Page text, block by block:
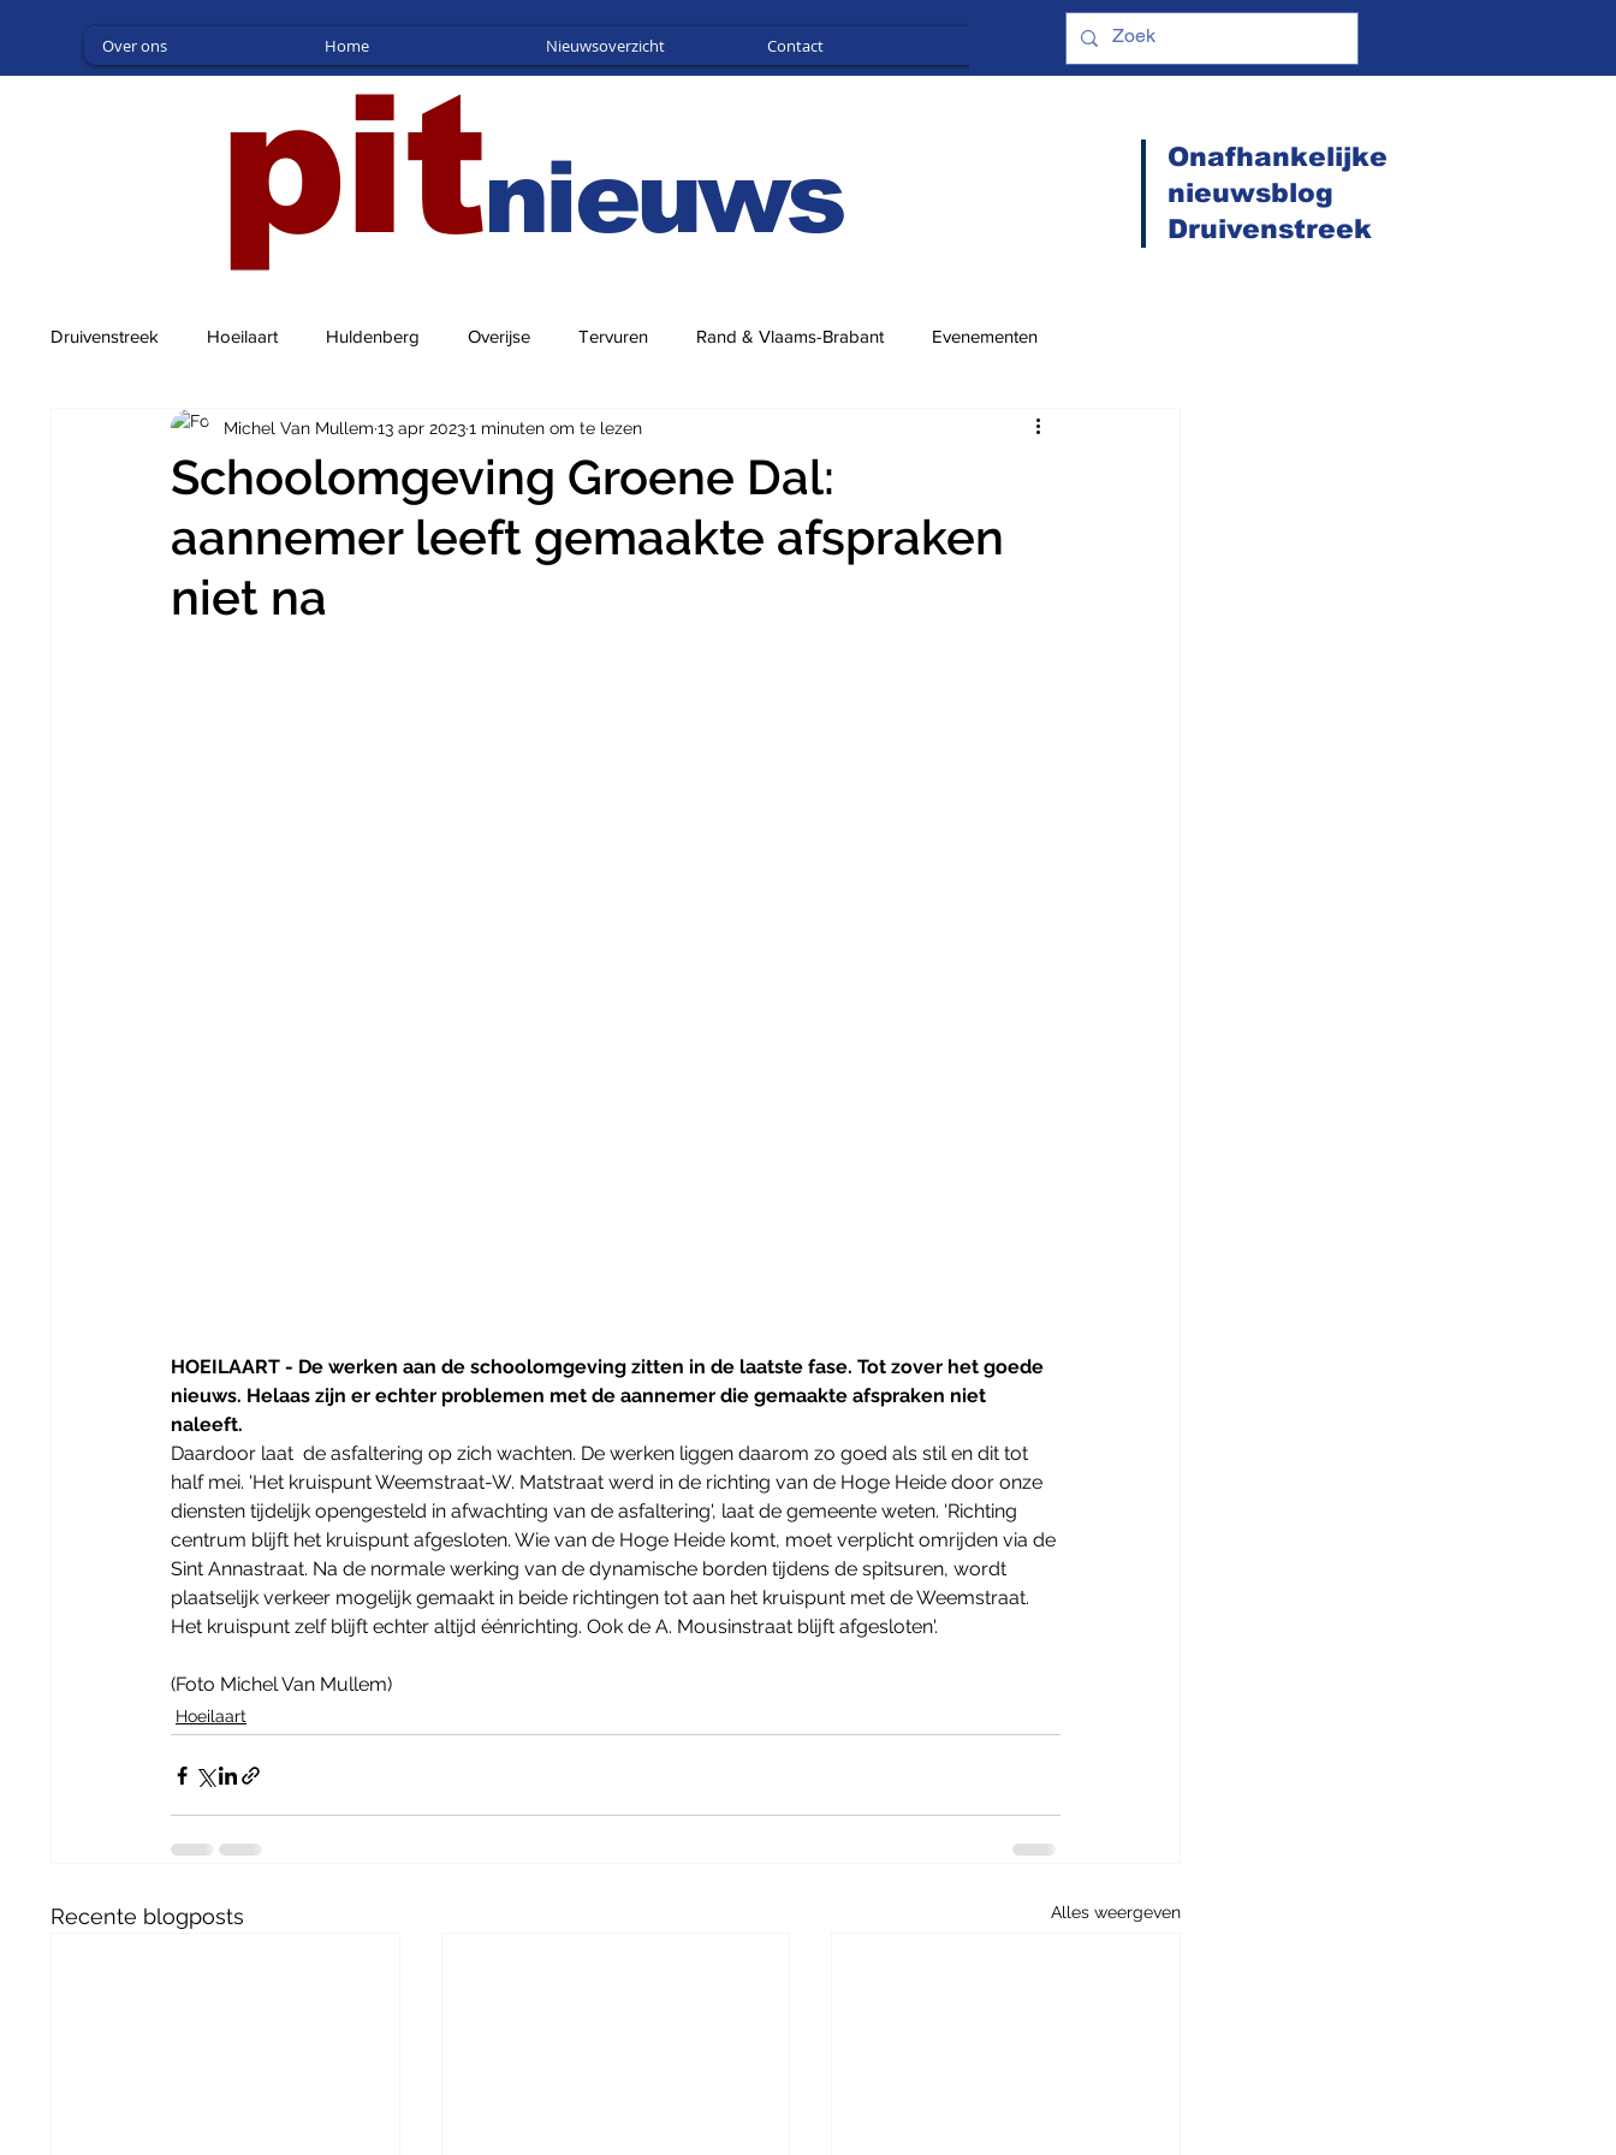
Over ons Home Nieuwsoverzicht Contact
pitnieuws
Onafhankelijke
nieuwsblog
Druivenstreek
Druivenstreek Hoeilaart Huldenberg Overijse Tervuren Rand & Vlaams-Brabant Evenementen
Schoolomgeving Groene Dal:
aannemer leeft gemaakte afspraken
niet na
Michel Van Mullem 13 apr 20231 minuten om te lezen
HOEILAART - De werken aan de schoolomgeving zitten in de laatste fase. Tot zover het goede
nieuws. Helaas zijn er echter problemen met de aannemer die gemaakte afspraken niet
naleeft.
Daardoor laat  de asfaltering op zich wachten. De werken liggen daarom zo goed als stil en dit tot
half mei. 'Het kruispunt Weemstraat-W. Matstraat werd in de richting van de Hoge Heide door onze
diensten tijdelijk opengesteld in afwachting van de asfaltering', laat de gemeente weten. 'Richting
centrum blijft het kruispunt afgesloten. Wie van de Hoge Heide komt, moet verplicht omrijden via de
Sint Annastraat. Na de normale werking van de dynamische borden tijdens de spitsuren, wordt
plaatselijk verkeer mogelijk gemaakt in beide richtingen tot aan het kruispunt met de Weemstraat.
Het kruispunt zelf blijft echter altijd éénrichting. Ook de A. Mousinstraat blijft afgesloten'.
(Foto Michel Van Mullem)
Hoeilaart
Recente blogposts Alles weergeven